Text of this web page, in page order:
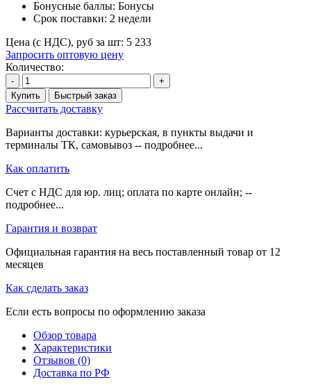
Бонусные баллы: Бонусы
Срок поставки: 2 недели
Цена (с НДС), руб за шт: 5 233
Запросить оптовую цену
Количество:
-
+
Купить
Быстрый заказ
Рассчитать доставку
Варианты доставки: курьерская, в пункты выдачи и
терминалы ТК, самовывоз -- подробнее...
Как оплатить
Счет с НДС для юр. лиц; оплата по карте онлайн; --
подробнее...
Гарантия и возврат
Официальная гарантия на весь поставленный товар от 12
месяцев
Как сделать заказ
Если есть вопросы по оформлению заказа
Обзор товара
Характеристики
Отзывов (0)
Доставка по РФ